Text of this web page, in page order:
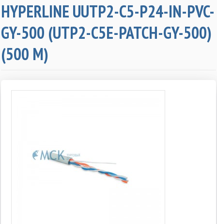
HYPERLINE UUTP2-C5-P24-IN-PVC-
GY-500 (UTP2-C5E-PATCH-GY-500)
(500 М)